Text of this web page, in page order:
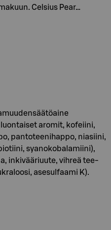
Celsius Pear…
aromit, kofeiini,
pantoteenihappo, niasiini,
syanokobalamiini),
inkivääriuute, vihreä tee-
asesulfaami K).